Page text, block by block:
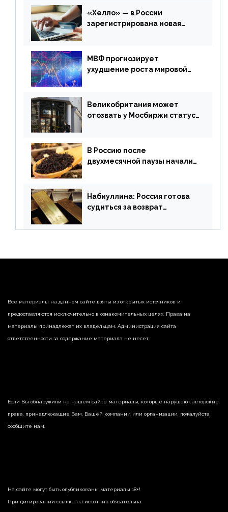
апреля
«Хелло» — в России
зарегистрирована новая
МВФ прогнозирует
ухудшение роста мировой
апреля
Великобритания может
отозвать у Мосбиржи статус
В Россию после
двухмесячной паузы начали
Набиуллина: Россия готова
судиться за возврат
страны
Все материалы на данном сайте взяты из открытых источников и
предоставляются исключительно в ознакомительных целях. Права на
материалы принадлежат их владельцам. Администрация сайта
ответственности за содержание материала не несет.
Если Вы обнаружили на нашем сайте материалы, которые нарушают авторские
права, принадлежащие Вам, Вашей компании или организации, пожалуйста,
сообщите нам.
На сайте могут быть опубликованы материалы 18+!
При цитировании ссылка на источник обязательна.